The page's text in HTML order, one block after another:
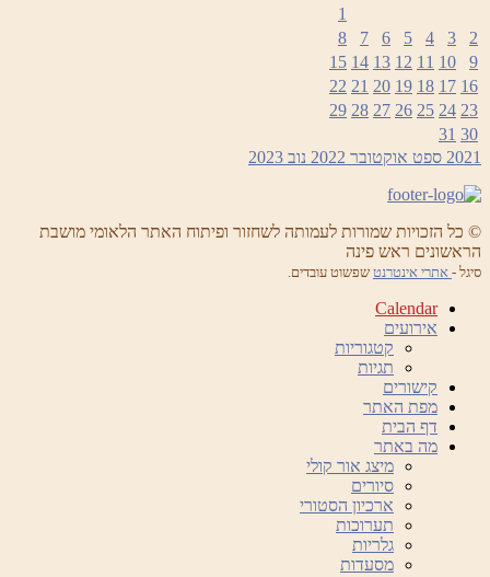
1
2
3
4
5
6
7
8
9
10
11
12
13
14
15
16
17
18
19
20
21
22
23
24
25
26
27
28
29
30
31
2021 ספט אוקטובר 2022 נוב 2023
© כל הזכויות שמורות לעמותה לשחזור ופיתוח האתר הלאומי מושבת
הראשונים ראש פינה
סיגל - אתרי אינטרנט שפשוט עובדים.
Calendar
אירועים
קטגוריות
תגיות
קישורים
מפת האתר
דף הבית
מה באתר
מיצג אור קולי
סיורים
ארכיון הסטורי
תערוכות
גלריות
מסעדות